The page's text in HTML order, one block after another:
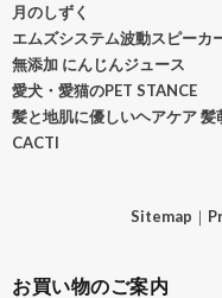
月のしずく
エムズシステム波動スピーカ
無添加 にんじんジュース
愛犬・愛猫のPET STANCE
髪と地肌に優しいヘアケア
CACTI
Sitemap ｜
お買い物のご案内